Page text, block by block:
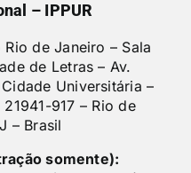
– IPPUR
de Janeiro – Sala
de Letras – Av.
Universitária –
917 – Rio de
– Brasil
somente):